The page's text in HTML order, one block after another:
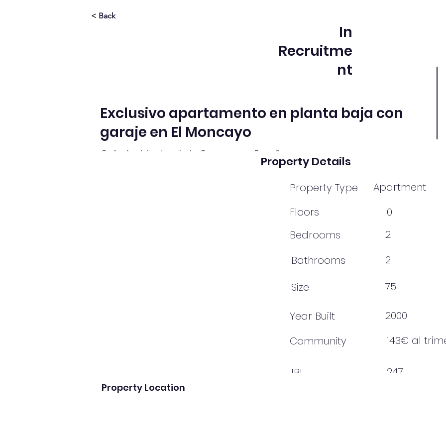
< Back
In
Recruitme
nt
Exclusivo apartamento en planta baja con
garaje en El Moncayo
Calle Austria, 4, bajo b, Campomar, España
Property Details
Property Type
Apartment
Floors
Bedrooms
Bathrooms
Size
Year Built
0
2
2
75
2000
Community
IBI
143€ al
247
Property Location